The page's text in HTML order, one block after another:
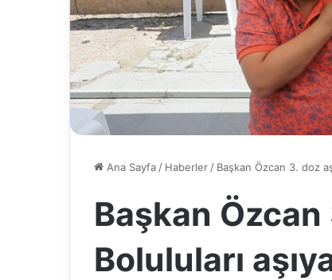
Ana Sayfa / Haberler / Başkan Özcan 3. doz
Başkan Özcan
Boluluları